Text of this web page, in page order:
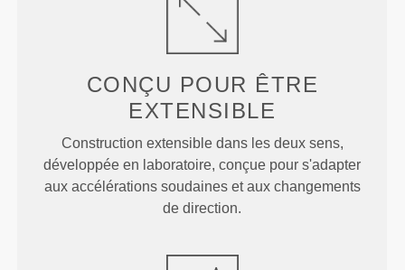
CONÇU POUR ÊTRE
EXTENSIBLE
Construction extensible dans les deux sens,
développée en laboratoire, conçue pour s'adapter
aux accélérations soudaines et aux changements
de direction.